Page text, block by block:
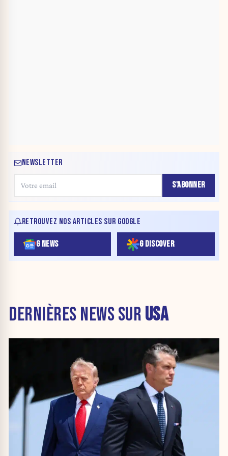
NEWSLETTER
S'ABONNER
RETROUVEZ NOS ARTICLES SUR GOOGLE
G NEWS G DISCOVER
DERNIÈRES NEWS SUR USA